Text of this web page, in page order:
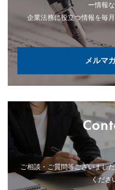
ー情報な
企業法務に役立つ情報を毎
メルマ
ご相談・ご質問等ございまし
くださ